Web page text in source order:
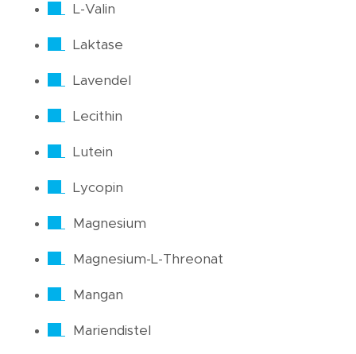
L-Valin
Laktase
Lavendel
Lecithin
Lutein
Lycopin
Magnesium
Magnesium-L-Threonat
Mangan
Mariendistel